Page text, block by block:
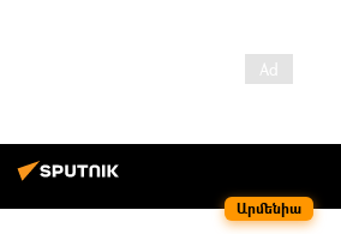
Արմենիա